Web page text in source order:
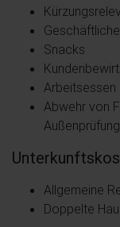
Snacks
Arbeitsessen …
Abwehr von
Allgemeine
Doppelte